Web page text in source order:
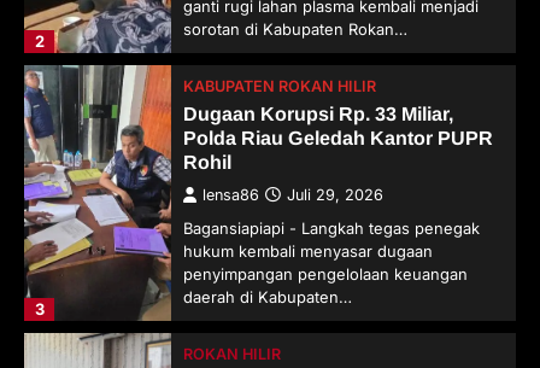
2
ganti rugi lahan plasma kembali menjadi
sorotan di Kabupaten Rokan…
3
KABUPATEN ROKAN HILIR
Dugaan Korupsi Rp. 33 Miliar,
Polda Riau Geledah Kantor PUPR
Rohil
lensa86 Juli 29, 2026
Bagansiapiapi - Langkah tegas penegak
hukum kembali menyasar dugaan
penyimpangan pengelolaan keuangan
daerah di Kabupaten…
ROKAN HILIR